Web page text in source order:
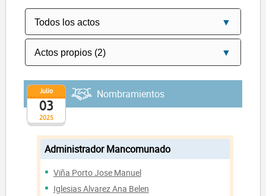
2025
Julio
03
Nombramientos
Administrador Mancomunado
Viña Porto Jose Manuel
Iglesias Alvarez Ana Belen